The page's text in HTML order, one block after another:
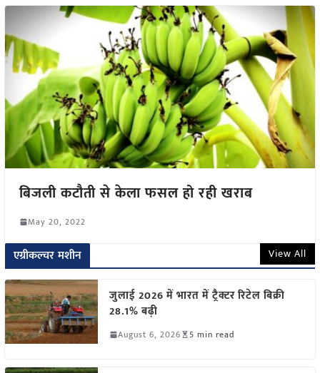
बिजली कटौती से केला फसल हो रही खराब
May 20, 2022
एग्रीकल्चर मशीन View All
जुलाई 2026 में भारत में ट्रैक्टर रिटेल बिक्री
28.1% बढ़ी
August 6, 2026 5 min read